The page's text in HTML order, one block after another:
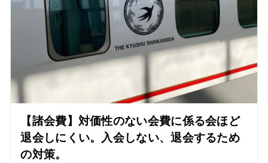
【諸会費】対価性のない会費に係る会ほど
退会しにくい。入会しない、退会するため
の対策。